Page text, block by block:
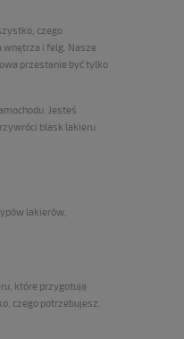
czego
i felg. Nasze
przestanie być tylko
Jesteś
blask lakieru
lakierów,
które przygotują
czego potrzebujesz.